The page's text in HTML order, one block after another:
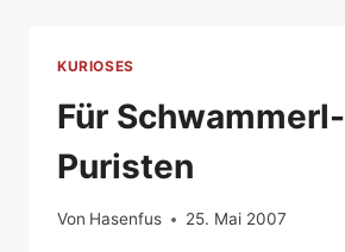
KURIOSES
Für Schwammerl-
Puristen
Von Hasenfus 25. Mai 2007